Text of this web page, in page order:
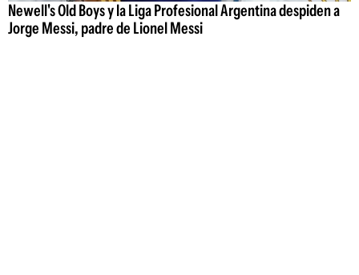
Newell's Old Boys y la Liga Profesional Argentina despiden a
Jorge Messi, padre de Lionel Messi